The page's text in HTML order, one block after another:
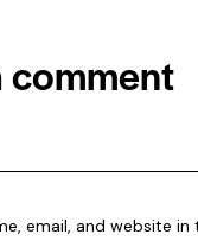
comment
email, and website